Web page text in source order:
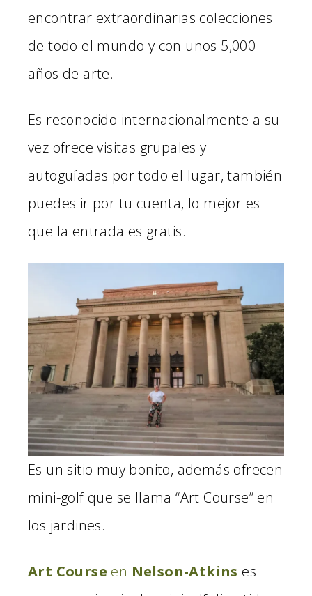
encontrar extraordinarias colecciones
de todo el mundo y con unos 5,000
años de arte.
Es reconocido internacionalmente a su
vez ofrece visitas grupales y
autoguíadas por todo el lugar, también
puedes ir por tu cuenta, lo mejor es
que la entrada es gratis.
Es un sitio muy bonito, además ofrecen
mini-golf que se llama “Art Course” en
los jardines.
Art Course en Nelson-Atkins es